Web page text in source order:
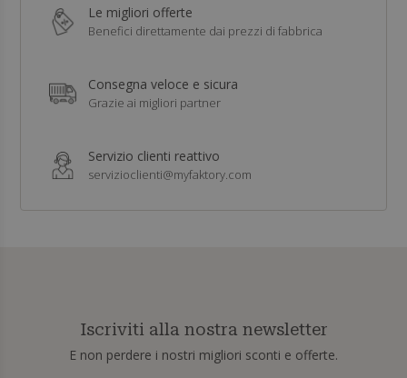
Le migliori offerte
Benefici direttamente dai prezzi di fabbrica
Consegna veloce e sicura
Grazie ai migliori partner
Servizio clienti reattivo
servizioclienti@myfaktory.com
Iscriviti alla nostra newsletter
E non perdere i nostri migliori sconti e offerte.